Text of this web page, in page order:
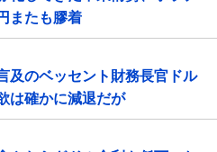
またも膠着
及のベッセント財務長官ドル
は確かに減退だが